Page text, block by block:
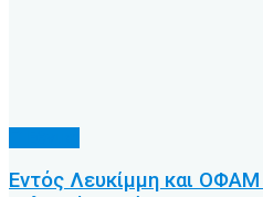
Εντός Λευκίμμη και